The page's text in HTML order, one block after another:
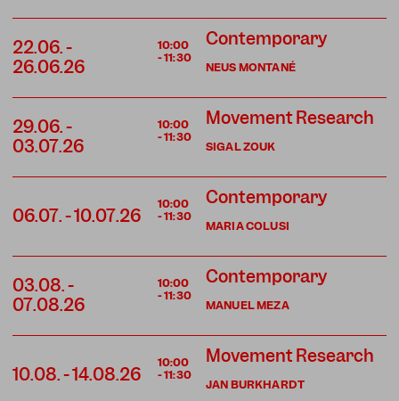
22.06.-
26.06.26
10:00
-11:30
NEUS MONTANÉ
Contemporary
29.06.-
03.07.26
10:00
-11:30
SIGAL ZOUK
Movement Research
06.07.-10.07.26
10:00
-11:30
MARIA COLUSI
Contemporary
03.08.-
07.08.26
10:00
-11:30
MANUEL MEZA
Contemporary
10.08.-14.08.26
10:00
-11:30
JAN BURKHARDT
Movement Research